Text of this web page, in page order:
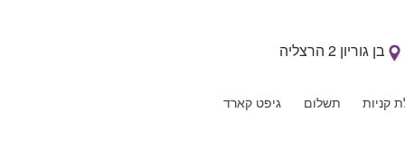
בן גוריון 2 הרצליה
קניות תשלום גיפט קארד